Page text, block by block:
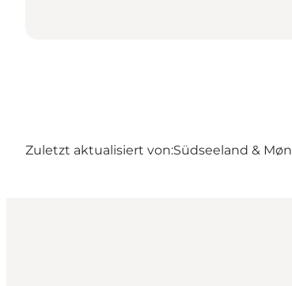
Zuletzt aktualisiert von:Südseeland & Møn